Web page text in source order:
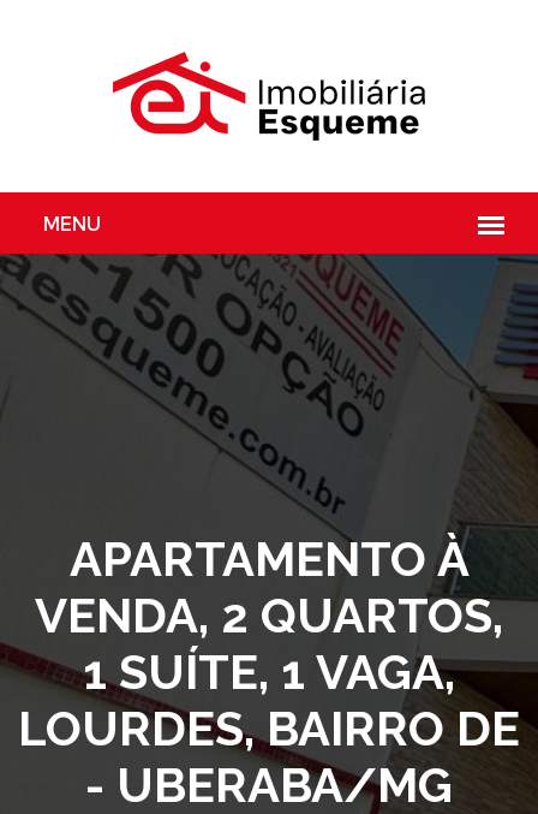
APARTAMENTO À
VENDA, 2 QUARTOS,
1 SUÍTE, 1 VAGA,
LOURDES, BAIRRO DE
- UBERABA/MG